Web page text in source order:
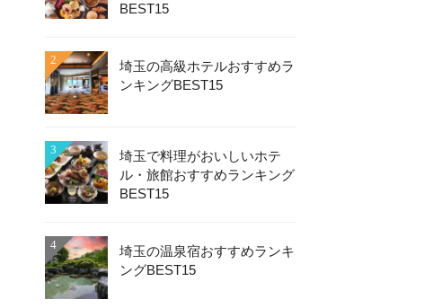
BEST15
2
埼玉の高級ホテルおすすめラ
ンキングBEST15
3
埼玉で料理がおいしいホテ
ル・旅館おすすめランキング
BEST15
4
埼玉の温泉宿おすすめランキ
ングBEST15